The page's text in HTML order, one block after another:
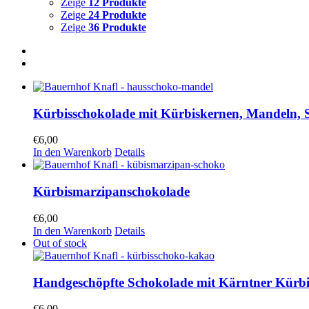
Zeige 12 Produkte
Zeige 24 Produkte
Zeige 36 Produkte
Kürbisschokolade mit Kürbiskernen, Mandeln,
€6,00
In den Warenkorb Details
Kürbismarzipanschokolade
€6,00
In den Warenkorb Details
Out of stock
Handgeschöpfte Schokolade mit Kärntner